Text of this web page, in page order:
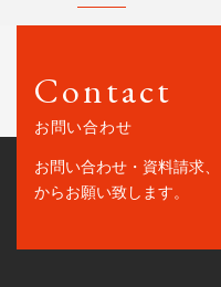
Contact
お問い合わせ
お問い合わせ・資料請求
からお願い致します。